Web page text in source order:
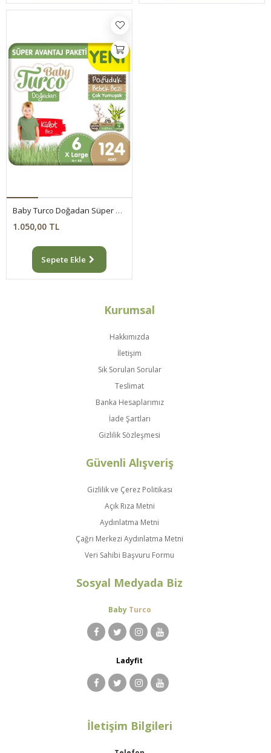
Baby Turco Doğadan Süper Avantaj Paketi Pofuduk Külot Bez 6 Numara Xlarge 124 Adet
1.050,00 TL
Sepete Ekle
Kurumsal
Hakkımızda
İletişim
Sık Sorulan Sorular
Teslimat
Banka Hesaplarımız
İade Şartları
Gizlilik Sözleşmesi
Güvenli Alışveriş
Gizlilik ve Çerez Politikası
Açık Rıza Metni
Aydınlatma Metni
Çağrı Merkezi Aydınlatma Metni
Veri Sahibi Başvuru Formu
Sosyal Medyada Biz
Baby Turco
Ladyfit
İletişim Bilgileri